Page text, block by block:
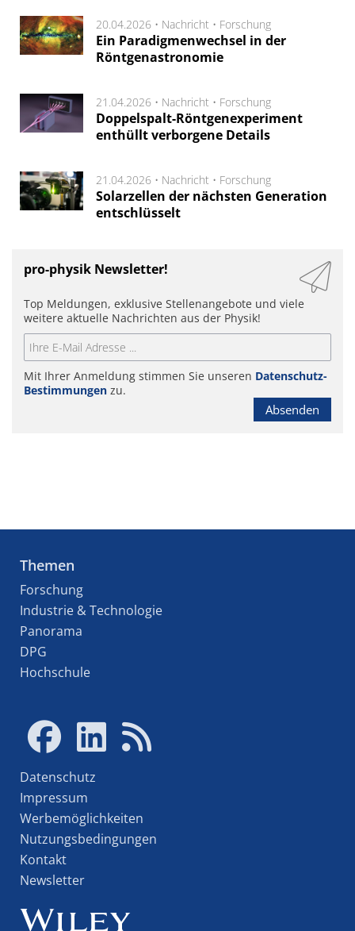
20.04.2026 • Nachricht • Forschung
Ein Paradigmenwechsel in der
Röntgenastronomie
21.04.2026 • Nachricht • Forschung
Doppelspalt-Röntgenexperiment
enthüllt verborgene Details
21.04.2026 • Nachricht • Forschung
Solarzellen der nächsten Generation
entschlüsselt
pro-physik Newsletter!
Top Meldungen, exklusive Stellenangebote und viele
weitere aktuelle Nachrichten aus der Physik!
Mit Ihrer Anmeldung stimmen Sie unseren Datenschutz-
Bestimmungen zu.
Absenden
Themen
Forschung
Industrie & Technologie
Panorama
DPG
Hochschule
Datenschutz
Impressum
Werbemöglichkeiten
Nutzungsbedingungen
Kontakt
Newsletter